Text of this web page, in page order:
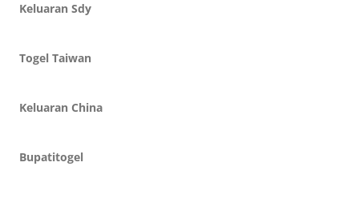
Keluaran Sdy
Togel Taiwan
Keluaran China
Bupatitogel